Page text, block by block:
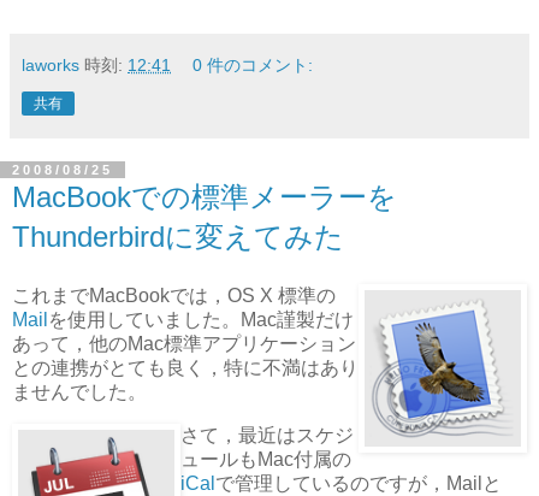
laworks 時刻: 12:41 0 件のコメント:
共有
2008/08/25
MacBookでの標準メーラーを
Thunderbirdに変えてみた
これまでMacBookでは，OS X 標準の
Mail を使用していました。Mac謹製だけ
あって，他のMac標準アプリケーション
との連携がとても良く，特に不満はあり
ませんでした。
さて，最近はスケジ
ュールもMac付属の
iCal で管理しているのですが，Mailと